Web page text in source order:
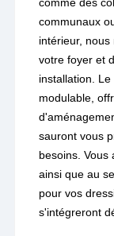
communaux
intérieur,
votre foyer et
installation.
modulable,
sauront vous
besoins. Vous
ainsi que au
pour vos
s'intégreront